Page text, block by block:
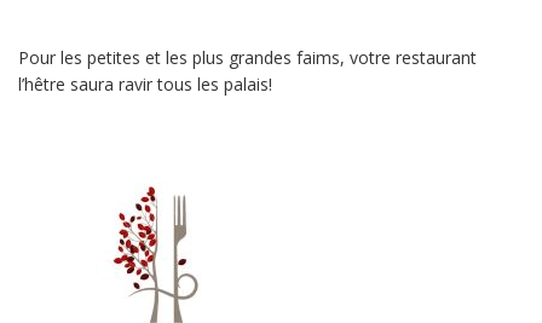
Pour les petites et les plus grandes faims, votre restaurant
l’hêtre saura ravir tous les palais!